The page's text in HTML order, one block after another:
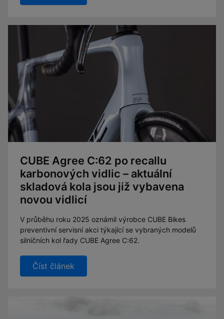
CUBE Agree C:62 po recallu
karbonových vidlic – aktuální
skladová kola jsou již vybavena
novou vidlicí
V průběhu roku 2025 oznámil výrobce CUBE Bikes
preventivní servisní akci týkající se vybraných modelů
silničních kol řady CUBE Agree C:62.
Číst článek